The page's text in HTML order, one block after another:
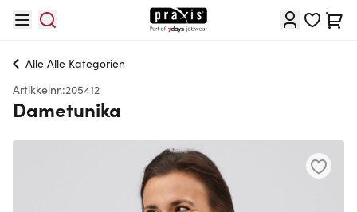
Cart
Alle Alle Kategorien
Artikkelnr.:205412
Dametunika